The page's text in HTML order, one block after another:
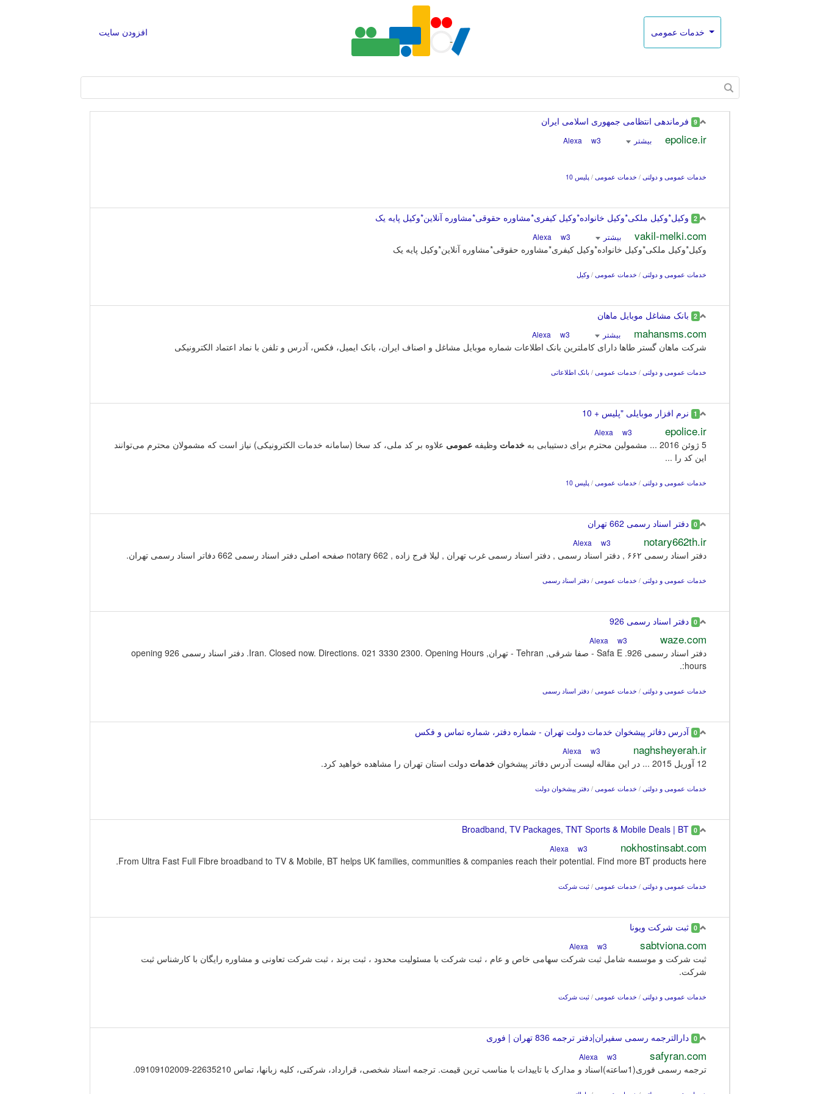
افزودن سایت
9 فرماندهی انتظامی جمهوری اسلامی ایران
epolice.ir بیشتر w3
خدمات عمومی و دولتی / خدمات عمومی / پلیس 10
2 وکیل*وکیل ملکی*وکیل خانواده*وکیل کیفری*مشاوره حقوقی*مشاوره آنلاین*وکیل پایه یک
vakil-melki.com بیشتر w3
وکیل*وکیل ملکی*وکیل خانواده*وکیل کیفری*مشاوره حقوقی*مشاوره آنلاین*وکیل پایه یک
خدمات عمومی و دولتی / خدمات عمومی / وکیل
2 بانک مشاغل موبایل ماهان
mahansms.com بیشتر w3
شرکت ماهان گستر طاها دارای کاملترین بانک اطلاعات شماره موبایل مشاغل و اصناف ایران، بانک ایمیل، فکس، آدرس و تلفن با نماد اعتماد الکترونیکی
خدمات عمومی و دولتی / خدمات عمومی / بانک اطلاعاتی
1 نرم افزار موبایلی "پلیس + 10
epolice.ir
w3
5 ژوئن 2016 ... مشمولین محترم برای دستیبابی به خدمات وظیفه عمومی علاوه بر کد ملی، كد سخا (سامانه خدمات الكترونیكی) نیاز است كه مشمولان محترم می‌توانند
این كد را ...
خدمات عمومی و دولتی / خدمات عمومی / پلیس 10
0 دفتر اسناد رسمی 662 تهران
notary662th.ir
w3
دفتر اسناد رسمی ۶۶۲ , دفتر اسناد رسمی , دفتر اسناد رسمی غرب تهران , لیلا فرج زاده , notary 662 صفحه اصلی دفتر اسناد رسمی 662 دفاتر اسناد رسمی تهران.
خدمات عمومی و دولتی / خدمات عمومی / دفتر اسناد رسمی
0 دفتر اسناد رسمی 926
waze.com
w3
دفتر اسناد رسمی 926. Safa E - صفا شرقی, Tehran - تهران, Iran. Closed now. Directions. 021 3330 2300. Opening Hours. دفتر اسناد رسمی 926 opening
hours:.
خدمات عمومی و دولتی / خدمات عمومی / دفتر اسناد رسمی
0 آدرس دفاتر پیشخوان خدمات دولت تهران - شماره دفتر، شماره تماس و فکس
naghsheyerah.ir
w3
12 آوريل 2015 ... در این مقاله لیست آدرس دفاتر پیشخوان خدمات دولت استان تهران را مشاهده خواهید کرد.
خدمات عمومی و دولتی / خدمات عمومی / دفتر پیشخوان دولت
0
Broadband, TV Packages, TNT Sports & Mobile Deals | BT
nokhostinsabt.com
w3
From Ultra Fast Full Fibre broadband to TV & Mobile, BT helps UK families, communities & companies reach their potential. Find more BT products here.
خدمات عمومی و دولتی / خدمات عمومی / ثبت شرکت
0 ثبت شرکت ویونا
sabtviona.com
w3
ثبت شرکت و موسسه شامل ثبت شرکت سهامی خاص و عام ، ثبت شرکت با مسئولیت محدود ، ثبت برند ، ثبت شرکت تعاونی و مشاوره رایگان با کارشناس ثبت
شرکت.
خدمات عمومی و دولتی / خدمات عمومی / ثبت شرکت
0 دارالترجمه رسمی سفیران|دفتر ترجمه 836 تهران | فوری
safyran.com
w3
ترجمه رسمی فوری(1ساعته)اسناد و مدارک با تاییدات با مناسب ترین قیمت. ترجمه اسناد شخصی، قرارداد، شرکتی، کلیه زبانها، تماس 22635210-09109102009.